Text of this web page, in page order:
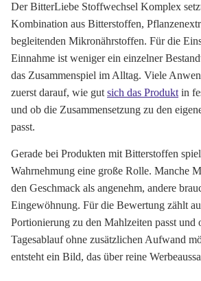
Der BitterLiebe Stoffwechsel Komplex
Kombination aus Bitterstoffen,
begleitenden Mikronährstoffen. Für die
Einnahme ist weniger ein einzelner
das Zusammenspiel im Alltag. Viele
zuerst darauf, wie gut sich das Produkt in
und ob die Zusammensetzung zu den
passt.
Gerade bei Produkten mit Bitterstoffen
Wahrnehmung eine große Rolle. Manche
den Geschmack als angenehm, andere
Eingewöhnung. Für die Bewertung zählt
Portionierung zu den Mahlzeiten passt
Tagesablauf ohne zusätzlichen Aufwand
entsteht ein Bild, das über reine